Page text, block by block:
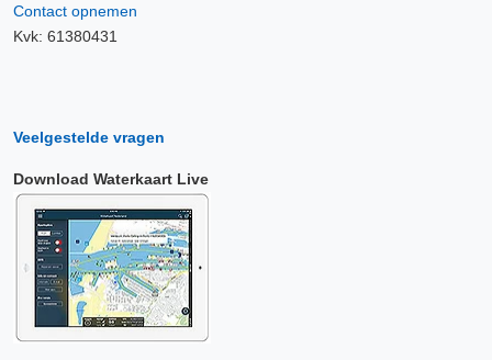
Contact opnemen
Kvk: 61380431
Veelgestelde vragen
Download Waterkaart Live